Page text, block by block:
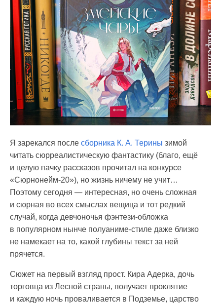
Я зарекался после сборника К. А. Терины зимой
читать сюрреалистическую фантастику (благо, ещё
и целую пачку рассказов прочитал на конкурсе
«Сюрнонейм-20»), но жизнь ничему не учит…
Поэтому сегодня — интересная, но очень сложная
и сюрная во всех смыслах вещица и тот редкий
случай, когда девчоночья фэнтези-обложка
в популярном нынче полуаниме-стиле даже близко
не намекает на то, какой глубины текст за ней
прячется.
Сюжет на первый взгляд прост. Кира Адерка, дочь
торговца из Лесной страны, получает проклятие
и каждую ночь проваливается в Подземье, царство